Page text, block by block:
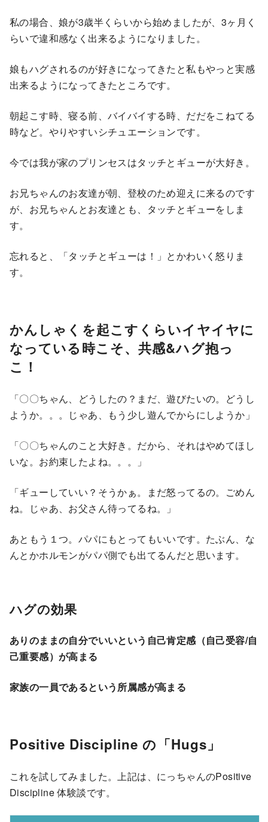
私の場合、娘が3歳半くらいから始めましたが、3ヶ月く
らいで違和感なく出来るようになりました。
娘もハグされるのが好きになってきたと私もやっと実感
出来るようになってきたところです。
朝起こす時、寝る前、バイバイする時、だだをこねてる
時など。やりやすいシチュエーションです。
今では我が家のプリンセスはタッチとギューが大好き。
お兄ちゃんのお友達が朝、登校のため迎えに来るのです
が、お兄ちゃんとお友達とも、タッチとギューをしま
す。
忘れると、「タッチとギューは！」とかわいく怒りま
す。
かんしゃくを起こすくらいイヤイヤに
なっている時こそ、共感&ハグ抱っ
こ！
「〇〇ちゃん、どうしたの？まだ、遊びたいの。どうし
ようか。。。じゃあ、もう少し遊んでからにしようか」
「〇〇ちゃんのこと大好き。だから、それはやめてほし
いな。お約束したよね。。。」
「ギューしていい？そうかぁ。まだ怒ってるの。ごめん
ね。じゃあ、お父さん待ってるね。」
あともう１つ。パパにもとってもいいです。たぶん、な
んとかホルモンがパパ側でも出てるんだと思います。
ハグの効果
ありのままの自分でいいという自己肯定感（自己受容/自
己重要感）が高まる
家族の一員であるという所属感が高まる
Positive Discipline の「Hugs」
これを試してみました。上記は、にっちゃんのPositive
Discipline 体験談です。